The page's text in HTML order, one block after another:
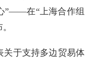
”——在“上海合作组
关于支持多边贸易体